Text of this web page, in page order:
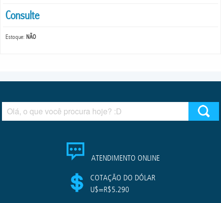
Consulte
Estoque: NÃO
ATENDIMENTO ONLINE
COTAÇÃO DO DÓLAR
U$=R$5.290